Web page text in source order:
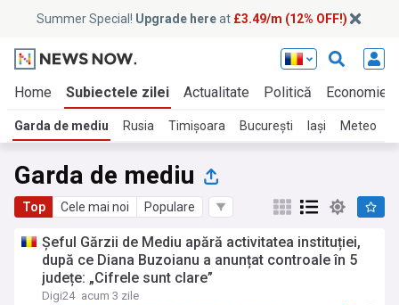
Summer Special! Upgrade hereat £3.49/m (12% OFF!)
Home Subiectele zilei Actualitate Politică Economie
Garda de mediu Rusia Timișoara București Iași Meteo
Garda de mediu
Top Cele mai noi Populare
Șeful Gărzii de Mediu apără activitatea instituției,
după ce Diana Buzoianu a anunțat controale în 5
județe: „Cifrele sunt clare”
Digi24 acum 3 zile